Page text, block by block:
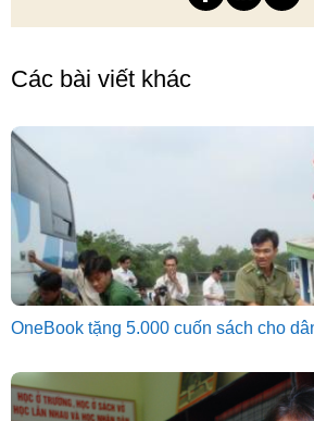
Các bài viết khác
OneBook tặng 5.000 cuốn sách cho